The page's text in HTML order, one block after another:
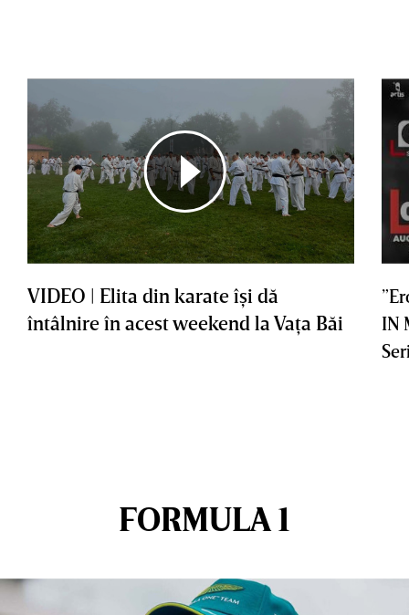
VIDEO | Elita din karate îşi dă
întâlnire în acest weekend la Vaţa Băi
IN
FORMULA 1